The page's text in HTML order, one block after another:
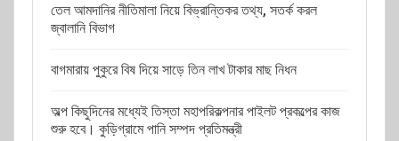
তেল আমদানির নীতিমালা নিয়ে বিভ্রান্তিকর তথ্য, সতর্ক করল
জ্বালানি বিভাগ
বাগমারায় পুকুরে বিষ দিয়ে সাড়ে তিন লাখ টাকার মাছ নিধন
অল্প কিছুদিনের মধ্যেই তিস্তা মহাপরিকল্পনার পাইলট প্রকল্পের কাজ
শুরু হবে। কুড়িগ্রামে পানি সম্পদ প্রতিমন্ত্রী